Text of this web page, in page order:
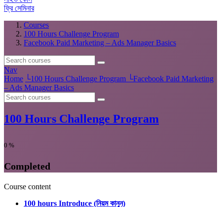
ফ্রি সেমিনার
Courses
100 Hours Challenge Program
Facebook Paid Marketing – Ads Manager Basics
Nav
Home └100 Hours Challenge Program └Facebook Paid Marketing
– Ads Manager Basics
100 Hours Challenge Program
0 %
Completed
Course content
100 hours Introduce (নিয়ম কানুন)